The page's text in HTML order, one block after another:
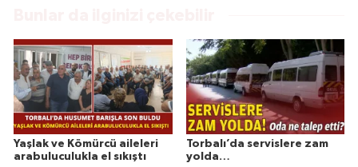
Yaşlak ve Kömürcü aileleri
arabuluculukla el sıkıştı
Torbalı’da servislere zam
yolda…